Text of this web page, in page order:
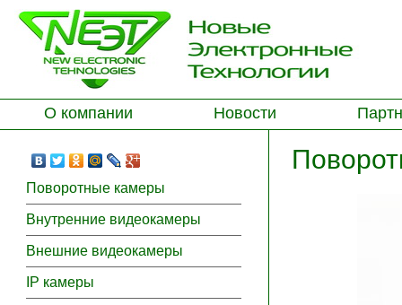
О компании Новости
Поворотные камеры
Внутренние видеокамеры
Внешние видеокамеры
IP камеры